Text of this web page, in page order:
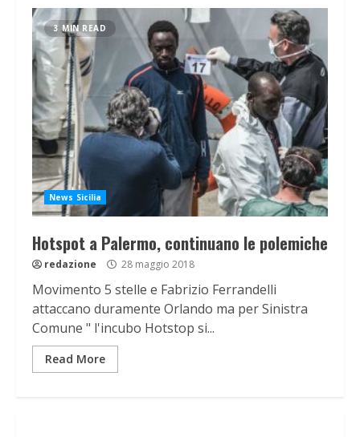
3 MIN READ
News Sicilia
Hotspot a Palermo, continuano le polemiche
redazione 28 maggio 2018
Movimento 5 stelle e Fabrizio Ferrandelli
attaccano duramente Orlando ma per Sinistra
Comune " l'incubo Hotstop si...
Read More